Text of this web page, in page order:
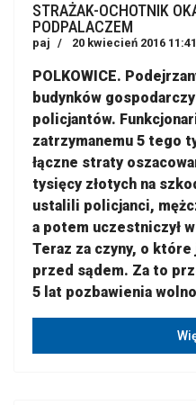
STRAŻAK-OCHOTNIK
PODPALACZEM
paj 20 kwiecień 2016 11:41
POLKOWICE.
budynków
policjantów.
zatrzymanemu 5 tego
łączne straty
tysięcy złotych na
ustalili policjanci,
a potem uczestniczył
Teraz za czyny, o
przed sądem. Za to
5 lat pozbawienia